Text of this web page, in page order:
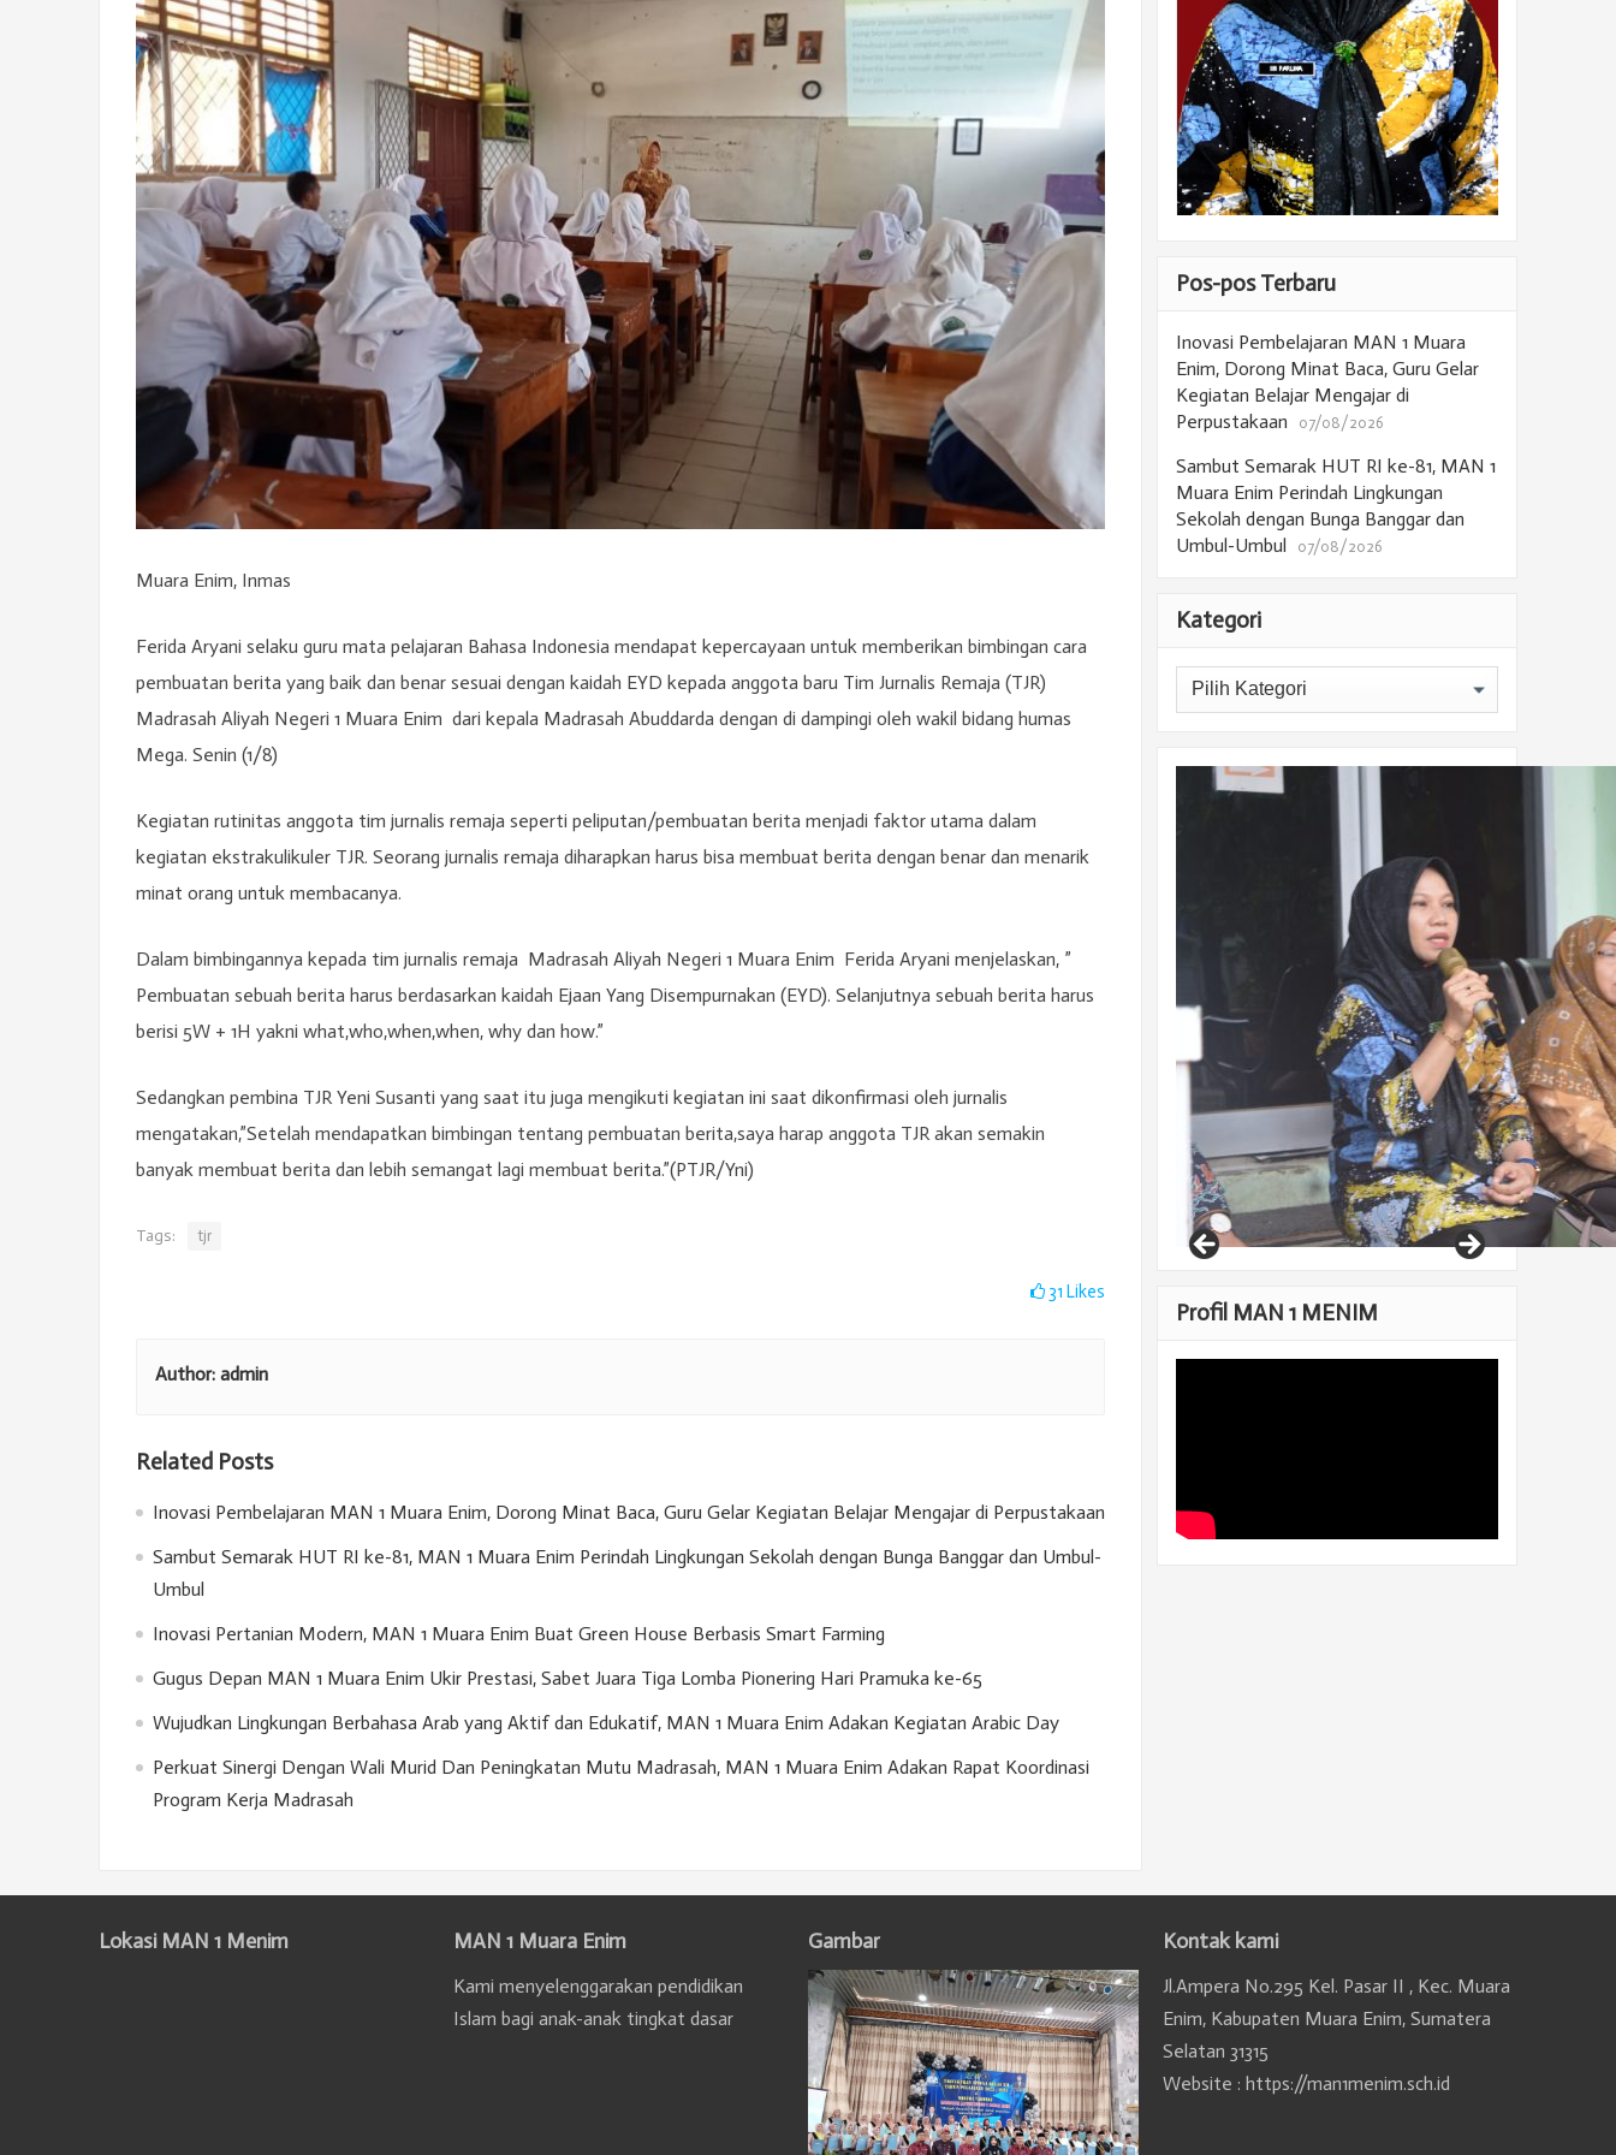
Muara Enim, Inmas
Ferida Aryani selaku guru mata pelajaran Bahasa Indonesia mendapat kepercayaan untuk memberikan bimbingan cara
pembuatan berita yang baik dan benar sesuai dengan kaidah EYD kepada anggota baru Tim Jurnalis Remaja (TJR)
Madrasah Aliyah Negeri 1 Muara Enim dari kepala Madrasah Abuddarda dengan di dampingi oleh wakil bidang humas
Mega. Senin (1/8)
Kegiatan rutinitas anggota tim jurnalis remaja seperti peliputan/pembuatan berita menjadi faktor utama dalam
kegiatan ekstrakulikuler TJR. Seorang jurnalis remaja diharapkan harus bisa membuat berita dengan benar dan menarik
minat orang untuk membacanya.
Dalam bimbingannya kepada tim jurnalis remaja Madrasah Aliyah Negeri 1 Muara Enim Ferida Aryani menjelaskan, ”
Pembuatan sebuah berita harus berdasarkan kaidah Ejaan Yang Disempurnakan (EYD). Selanjutnya sebuah berita harus
berisi 5W + 1H yakni what,who,when,when, why dan how.”
Sedangkan pembina TJR Yeni Susanti yang saat itu juga mengikuti kegiatan ini saat dikonfirmasi oleh jurnalis
mengatakan,”Setelah mendapatkan bimbingan tentang pembuatan berita,saya harap anggota TJR akan semakin
banyak membuat berita dan lebih semangat lagi membuat berita.”(PTJR/Yni)
Tags: tjr
31 Likes
Author: admin
Related Posts
Inovasi Pembelajaran MAN 1 Muara Enim, Dorong Minat Baca, Guru Gelar Kegiatan Belajar Mengajar di Perpustakaan
Sambut Semarak HUT RI ke-81, MAN 1 Muara Enim Perindah Lingkungan Sekolah dengan Bunga Banggar dan Umbul-
Umbul
Inovasi Pertanian Modern, MAN 1 Muara Enim Buat Green House Berbasis Smart Farming
Gugus Depan MAN 1 Muara Enim Ukir Prestasi, Sabet Juara Tiga Lomba Pionering Hari Pramuka ke-65
Wujudkan Lingkungan Berbahasa Arab yang Aktif dan Edukatif, MAN 1 Muara Enim Adakan Kegiatan Arabic Day
Perkuat Sinergi Dengan Wali Murid Dan Peningkatan Mutu Madrasah, MAN 1 Muara Enim Adakan Rapat Koordinasi
Program Kerja Madrasah
Pos-pos Terbaru
Inovasi Pembelajaran MAN 1 Muara
Enim, Dorong Minat Baca, Guru Gelar
Kegiatan Belajar Mengajar di
Perpustakaan
07/08/2026
Sambut Semarak HUT RI ke-81, MAN 1
Muara Enim Perindah Lingkungan
Sekolah dengan Bunga Banggar dan
Umbul-Umbul
07/08/2026
Kategori
Kategori
Profil MAN 1 MENIM
Lokasi MAN 1 Menim MAN 1 Muara Enim
Kami menyelenggarakan pendidikan
Islam bagi anak-anak tingkat dasar
Gambar Kontak kami
Jl.Ampera No.295 Kel. Pasar II , Kec. Muara
Enim, Kabupaten Muara Enim, Sumatera
Selatan 31315
Website : https://man1menim.sch.id